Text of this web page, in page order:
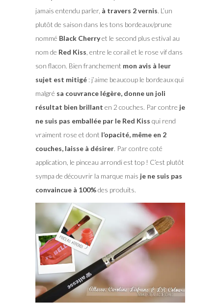
jamais entendu parler, à travers 2 vernis. L’un
plutôt de saison dans les tons bordeaux/prune
nommé Black Cherryet le second plus estival au
nom de Red Kiss , entre le corail et le rose vif dans
son flacon. Bien franchement mon avis à leur
sujet est mitigé: j’aime beaucoup le bordeaux qui
malgré sa couvrance légère, donne un joli
résultat bien brillant en 2 couches. Par contre je
ne suis pas emballée par le Red Kiss qui rend
vraiment rose et dont l’opacité, même en 2
couches, laisse à désirer. Par contre coté
application, le pinceau arrondi est top ! C’est plutôt
sympa de découvrir la marque mais je ne suis pas
convaincue à 100%des produits.